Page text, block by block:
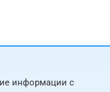
информации с